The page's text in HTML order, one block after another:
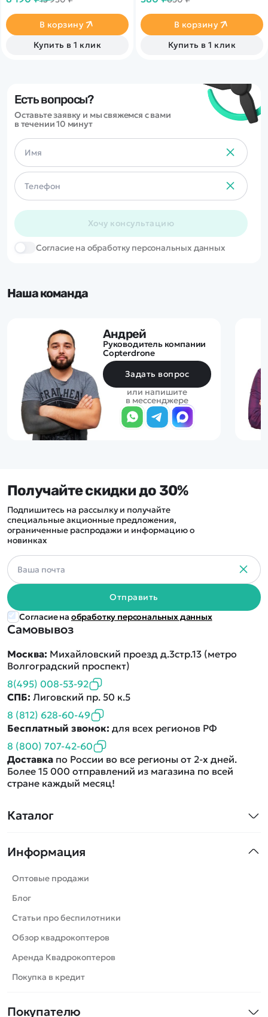
В корзину
Купить в 1 клик
В корзину
Купить в 1 клик
Есть вопросы?
Оставьте заявку и мы свяжемся с вами
в течении 10 минут
Хочу консультацию
Cогласие на обработку персональных данных
Наша команда
Андрей
Руководитель компании
Copterdrone
Задать вопрос
или напишите
в мессенджере
Каталог
Машинки
Танки
Вертолеты
Катера
Роботы
Самолеты
Сборные модели
Спецтехника
Информация
Оптовые продажи
Блог
Статьи про беспилотники
Обзор квадрокоптеров
Аренда Квадрокоптеров
Покупка в кредит
Покупателю
Самовывоз
Москва: Михайловский проезд д.3стр.13 (метро
Волгоградский проспект)
8(495) 008-53-92
СПБ: Лиговский пр. 50 к.5
8 (812) 628-60-49
Бесплатный звонок: для всех регионов РФ
8 (800) 707-42-60
Доставка по России во все регионы от 2-х дней.
Более 15 000 отправлений из магазина по всей
стране каждый месяц!
Получайте скидки до 30%
Подпишитесь на рассылку и получайте
специальные акционные предложения,
ограниченные распродажи и информацию о
новинках
Отправить
Согласие на обработку персональных данных